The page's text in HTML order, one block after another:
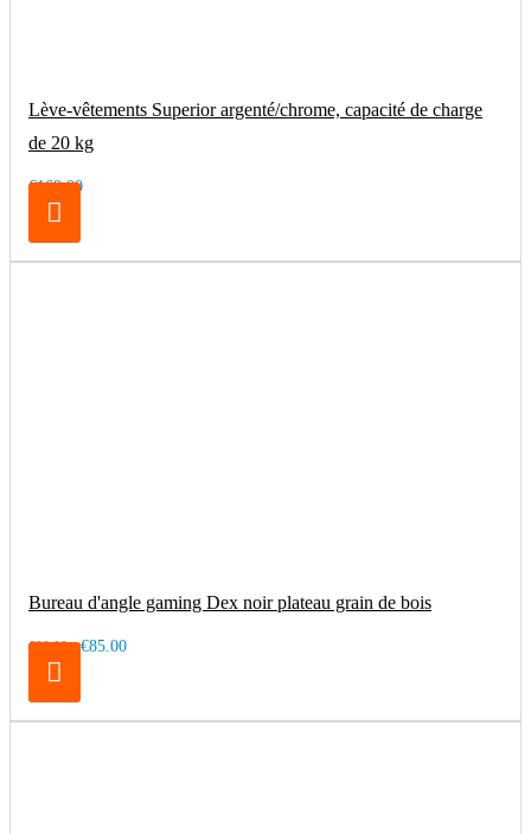
Lève-vêtements Superior argenté/chrome, capacité de charge
de 20 kg
€169.00
Bureau d'angle gaming Dex noir plateau grain de bois
€99.00 €85.00